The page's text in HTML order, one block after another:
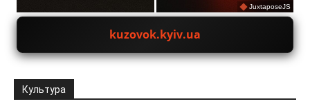
JuxtaposeJS
kuzovok.kyiv.ua
Культура